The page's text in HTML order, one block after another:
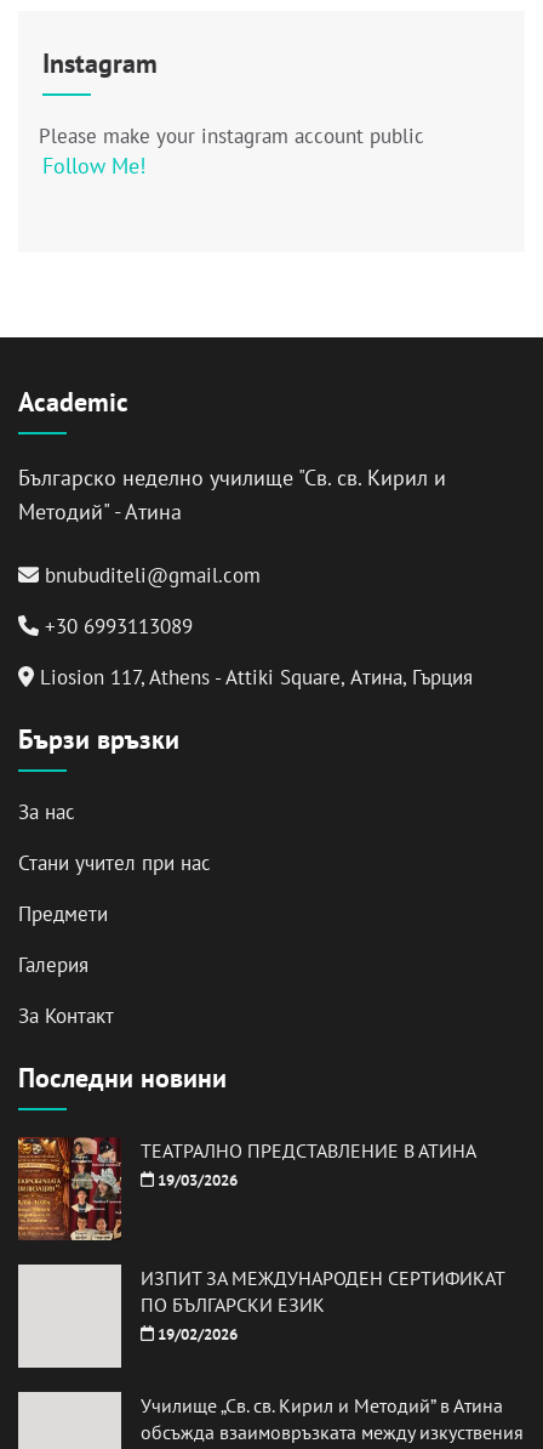
Instagram
Please make your instagram account public
Follow Me!
Academic
Българско неделно училище "Св. св. Кирил и
Методий" - Атина
bnubuditeli@gmail.com
+30 6993113089
Liosion 117, Athens - Attiki Square, Атина, Гърция
Бързи връзки
За нас
Стани учител при нас
Предмети
Галерия
За Контакт
Последни новини
ТЕАТРАЛНО ПРЕДСТАВЛЕНИЕ В АТИНА
19/03/2026
ИЗПИТ ЗА МЕЖДУНАРОДЕН СЕРТИФИКАТ
ПО БЪЛГАРСКИ ЕЗИК
19/02/2026
Училище „Св. св. Кирил и Методий” в Атина
обсъжда взаимовръзката между изкуствения